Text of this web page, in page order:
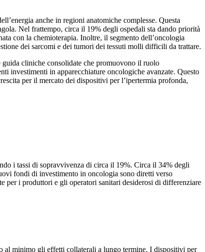
anche in regioni anatomiche complesse. Questa
Nel frattempo, circa il 19% degli ospedali sta dando priorità
con la chemioterapia. Inoltre, il segmento dell’oncologia
dei sarcomi e dei tumori dei tessuti molli difficili da trattare.
cliniche consolidate che promuovono il ruolo
investimenti in apparecchiature oncologiche avanzate. Questo
per il mercato dei dispositivi per l’ipertermia profonda,
i tassi di sopravvivenza di circa il 19%. Circa il 34% degli
fondi di investimento in oncologia sono diretti verso
per i produttori e gli operatori sanitari desiderosi di differenziare
al minimo gli effetti collaterali a lungo termine. I dispositivi per